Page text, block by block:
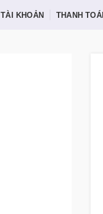
TÀI KHOẢN THANH